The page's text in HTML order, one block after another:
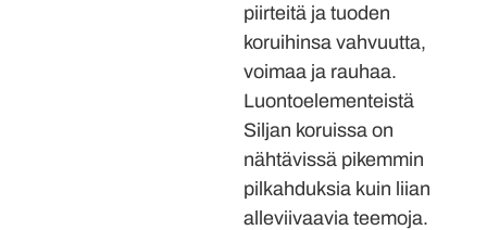
piirteitä ja tuoden
koruihinsa vahvuutta,
voimaa ja rauhaa.
Luontoelementeistä
Siljan koruissa on
nähtävissä pikemmin
pilkahduksia kuin liian
alleviivaavia teemoja.